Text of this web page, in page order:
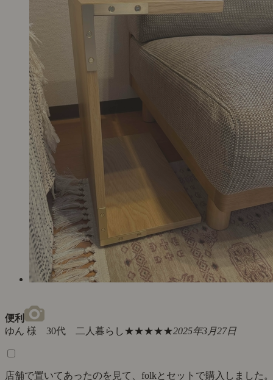
便利
ゆん 様 30代 二人暮らし★★★★★2025年3月27日
店舗で置いてあったのを見て、folkとセットで購入しました。